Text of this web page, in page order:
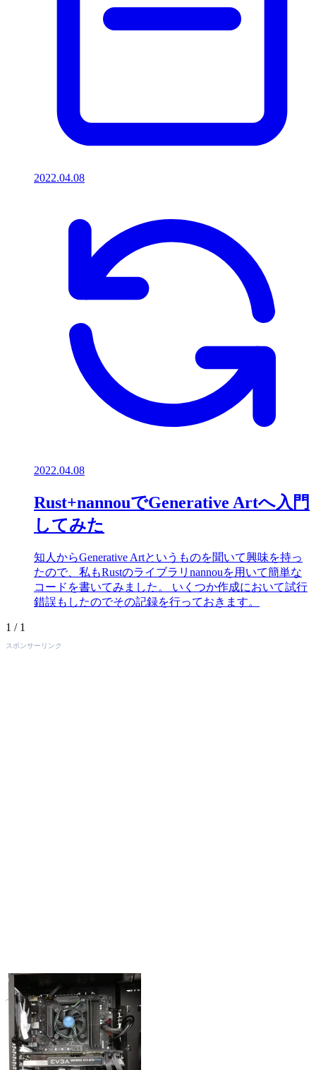
2022.04.08
2022.04.08
Rust+nannouでGenerative Artへ入門
してみた
知人からGenerative Artというものを聞いて興味を持っ
たので、私もRustのライブラリnannouを用いて簡単な
コードを書いてみました。 いくつか作成において試行
錯誤もしたのでその記録を行っておきます。
1 / 1
スポンサーリンク